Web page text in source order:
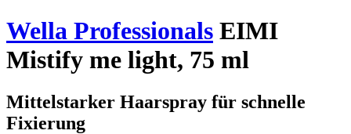
Wella Professionals EIMI
Mistify me light, 75 ml
Mittelstarker Haarspray für schnelle
Fixierung